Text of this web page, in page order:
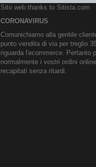
Sito web thanks to Sitista.com
CORONAVIRUS
Comunichiamo alla gentile
punto vendita di via per treglio
riguarda l'ecommerce. Pertanto
normalmente i vostri ordini
recapitati senza ritardi.